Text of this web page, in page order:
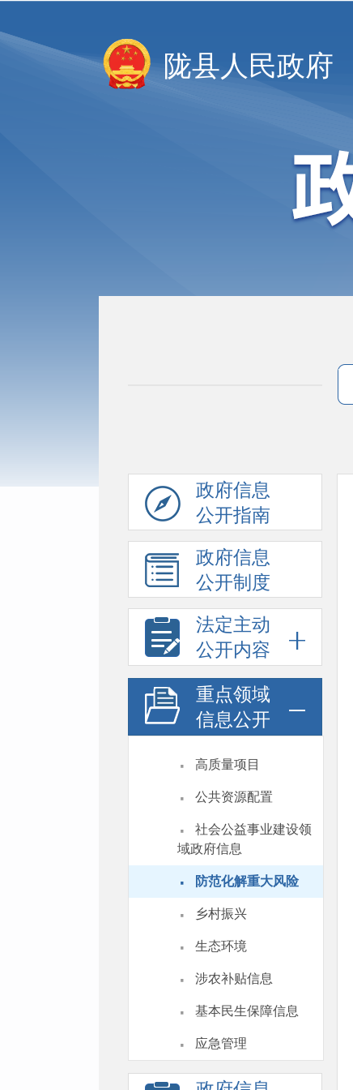
陇县人民政府
政府信息
公开指南
政府信息
公开制度
法定主动
公开内容
重点领域
信息公开
· 高质量项目
· 公共资源配置
·
社会公益事业建设领
域政府信息
· 防范化解重大风险
· 乡村振兴
· 生态环境
· 涉农补贴信息
· 基本民生保障信息
· 应急管理